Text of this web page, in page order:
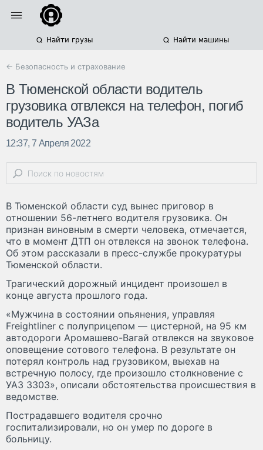
Найти грузы Найти машины
← Безопасность и страхование
В Тюменской области водитель
грузовика отвлекся на телефон, погиб
водитель УАЗа
12:37, 7 Апреля 2022
В Тюменской области суд вынес приговор в
отношении 56-летнего водителя грузовика. Он
признан виновным в смерти человека, отмечается,
что в момент ДТП он отвлекся на звонок телефона.
Об этом рассказали в пресс-службе прокуратуры
Тюменской области.
Трагический дорожный инцидент произошел в
конце августа прошлого года.
«Мужчина в состоянии опьянения, управляя
Freightliner с полуприцепом — цистерной, на 95 км
автодороги Аромашево-Вагай отвлекся на звуковое
оповещение сотового телефона. В результате он
потерял контроль над грузовиком, выехав на
встречную полосу, где произошло столкновение с
УАЗ 3303», описали обстоятельства происшествия в
ведомстве.
Пострадавшего водителя срочно
госпитализировали, но он умер по дороге в
больницу.